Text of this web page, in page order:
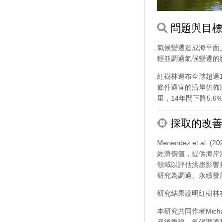
問題與目標
氣候變遷造成海平
輕並調適氣候變遷
紅樹林遍布全球超
條件適宜的沿岸仍
里，14年間下降
採取的改
Menendez et al.
經濟價值，提供海
領域以評估洪患影
研究為調適、永續
研究結果說明紅樹
本研究共同作者